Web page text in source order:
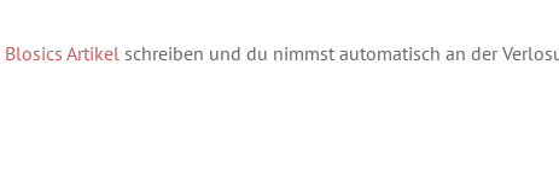
Blosics Artikel schreiben und du nimmst automatisch an der